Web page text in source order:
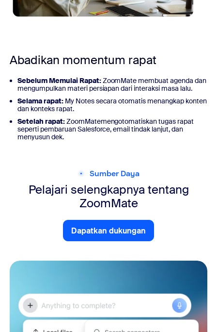
Abadikan momentum rapat
Sebelum Memulai Rapat:ZoomMate membuat agenda dan
mengumpulkan materi persiapan dari interaksi masa lalu.
Selama rapat:My Notes secara otomatis menangkap konten
dan konteks rapat.
Setelah rapat:ZoomMatemengotomatiskan tugas rapat
seperti pembaruan Salesforce, email tindak lanjut, dan
menyusun dek.
Sumber Daya
Pelajari selengkapnya tentang
ZoomMate
Dapatkan dukungan
Dapatkan dukungan